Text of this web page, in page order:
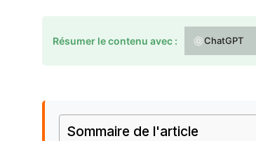
Résumer le contenu avec : ChatGPT
Sommaire de l'article